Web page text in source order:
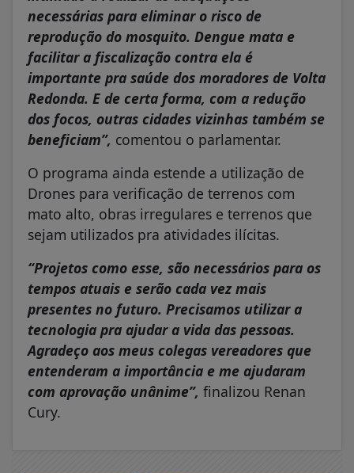
necessárias para eliminar o risco de
reprodução do mosquito. Dengue mata e
facilitar a fiscalização contra ela é
importante pra saúde dos moradores de Volta
Redonda. E de certa forma, com a redução
dos focos, outras cidades vizinhas também se
beneficiam”, comentou o parlamentar.
O programa ainda estende a utilização de
Drones para verificação de terrenos com
mato alto, obras irregulares e terrenos que
sejam utilizados pra atividades ilícitas.
“Projetos como esse, são necessários para os
tempos atuais e serão cada vez mais
presentes no futuro. Precisamos utilizar a
tecnologia pra ajudar a vida das pessoas.
Agradeço aos meus colegas vereadores que
entenderam a importância e me ajudaram
com aprovação unânime”, finalizou Renan
Cury.